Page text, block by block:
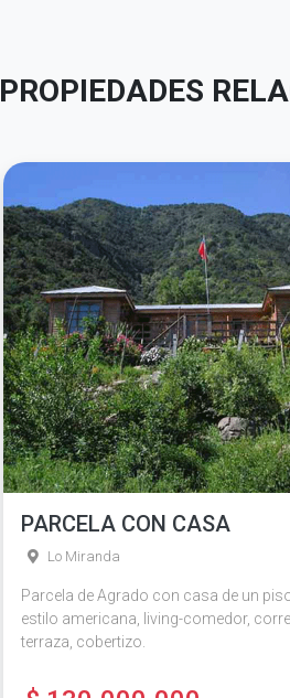
PROPIEDADES
PARCELA CON CASA
Lo Miranda
Parcela de Agrado con casa de un
estilo americana, living-comedor,
terraza, cobertizo.